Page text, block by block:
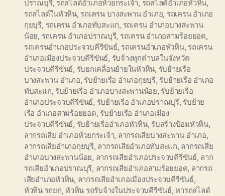
ปราณบุรี, รถสไลด์อำเภอห้วยกระเจ้า, รถสไลด์อำเภอหัวหิน,
รถสไลด์ในหัวหิน, รถเครน บางสะพาน อำเภอ, รถเครน อำเภอ
กุยบุรี, รถเครน อำเภอทับสะแก, รถเครน อำเภอบางสะพาน
น้อย, รถเครน อำเภอปราณบุรี, รถเครน อำเภอสามร้อยยอด,
รถเครนอำเภอประจวบคีรีขันธ์, รถเครนอำเภอหัวหิน, รถเครน
อำเภอเมืองประจวบคีรีขันธ์, รับจ้างทุกตำบลในจังหวัด
ประจวบคีรีขันธ์, รับยกเคลื่อนย้ายในหัวหิน, รับย้ายเรือ
บางสะพาน อำเภอ, รับย้ายเรือ อำเภอกุยบุรี, รับย้ายเรือ อำเภอ
ทับสะแก, รับย้ายเรือ อำเภอบางสะพานน้อย, รับย้ายเรือ
อำเภอประจวบคีรีขันธ์, รับย้ายเรือ อำเภอปราณบุรี, รับย้าย
เรือ อำเภอสามร้อยยอด, รับย้ายเรือ อำเภอเมือง
ประจวบคีรีขันธ์, รับย้ายเรืออำเภอหัวหิน, รับสร้างป้อมหัวหิน,
ลากรถเสีย อำเภอห้วยกระเจ้า, ลากรถเสียบางสะพาน อำเภอ,
ลากรถเสียอำเภอกุยบุรี, ลากรถเสียอำเภอทับสะแก, ลากรถเสีย
อำเภอบางสะพานน้อย, ลากรถเสียอำเภอประจวบคีรีขันธ์, ลาก
รถเสียอำเภอปราณบุรี, ลากรถเสียอำเภอสามร้อยยอด, ลากรถ
เสียอำเภอหัวหิน, ลากรถเสียอำเภอเมืองประจวบคีรีขันธ์,
หัวหิน รถยก,หัวหิน รถรับจ้างในประจวบคีรีขันธ์,หารถสไลด์